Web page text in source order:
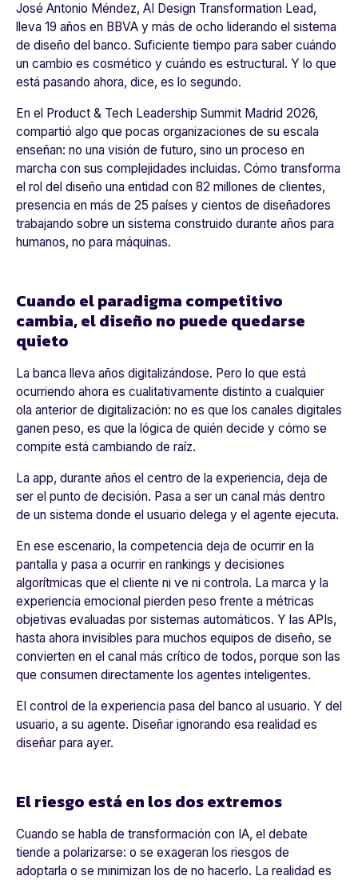
José Antonio Méndez, AI Design Transformation Lead,
lleva 19 años en BBVA y más de ocho liderando el sistema
de diseño del banco. Suficiente tiempo para saber cuándo
un cambio es cosmético y cuándo es estructural. Y lo que
está pasando ahora, dice, es lo segundo.
En el Product & Tech Leadership Summit Madrid 2026,
compartió algo que pocas organizaciones de su escala
enseñan: no una visión de futuro, sino un proceso en
marcha con sus complejidades incluidas. Cómo transforma
el rol del diseño una entidad con 82 millones de clientes,
presencia en más de 25 países y cientos de diseñadores
trabajando sobre un sistema construido durante años para
humanos, no para máquinas.
Cuando el paradigma competitivo
cambia, el diseño no puede quedarse
quieto
La banca lleva años digitalizándose. Pero lo que está
ocurriendo ahora es cualitativamente distinto a cualquier
ola anterior de digitalización: no es que los canales digitales
ganen peso, es que la lógica de quién decide y cómo se
compite está cambiando de raíz.
La app, durante años el centro de la experiencia, deja de
ser el punto de decisión. Pasa a ser un canal más dentro
de un sistema donde el usuario delega y el agente ejecuta.
En ese escenario, la competencia deja de ocurrir en la
pantalla y pasa a ocurrir en rankings y decisiones
algorítmicas que el cliente ni ve ni controla. La marca y la
experiencia emocional pierden peso frente a métricas
objetivas evaluadas por sistemas automáticos. Y las APIs,
hasta ahora invisibles para muchos equipos de diseño, se
convierten en el canal más crítico de todos, porque son las
que consumen directamente los agentes inteligentes.
El control de la experiencia pasa del banco al usuario. Y del
usuario, a su agente. Diseñar ignorando esa realidad es
diseñar para ayer.
El riesgo está en los dos extremos
Cuando se habla de transformación con IA, el debate
tiende a polarizarse: o se exageran los riesgos de
adoptarla o se minimizan los de no hacerlo. La realidad es